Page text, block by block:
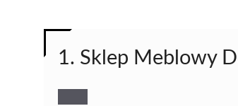
1. Sklep Meblowy